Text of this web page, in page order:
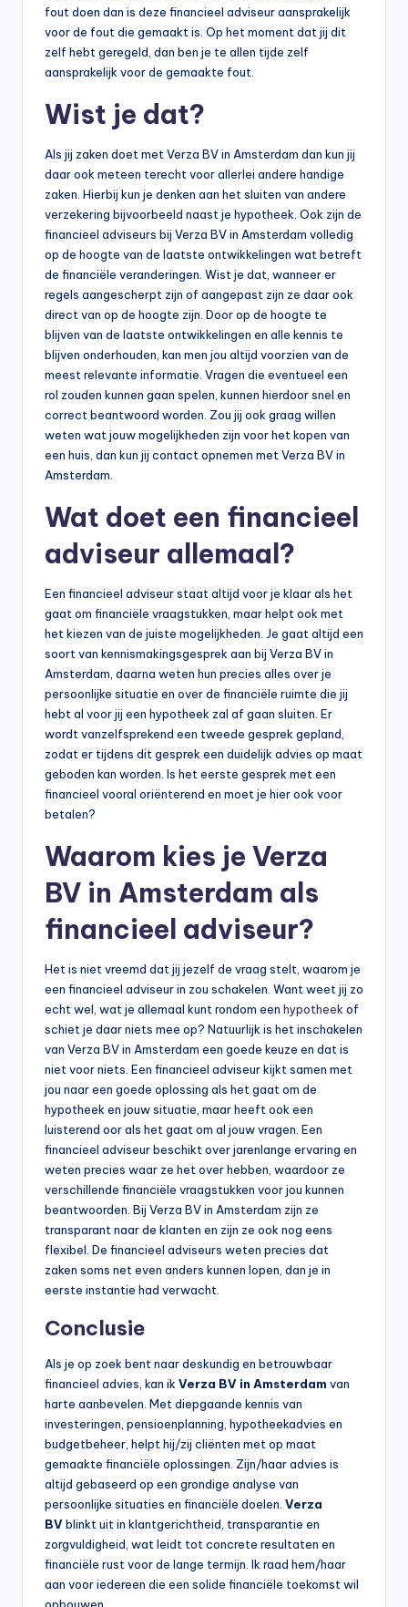
fout doen dan is deze financieel adviseur aansprakelijk
voor de fout die gemaakt is. Op het moment dat jij dit
zelf hebt geregeld, dan ben je te allen tijde zelf
aansprakelijk voor de gemaakte fout.
Wist je dat?
Als jij zaken doet met Verza BV in Amsterdam dan kun jij
daar ook meteen terecht voor allerlei andere handige
zaken. Hierbij kun je denken aan het sluiten van andere
verzekering bijvoorbeeld naast je hypotheek. Ook zijn de
financieel adviseurs bij Verza BV in Amsterdam volledig
op de hoogte van de laatste ontwikkelingen wat betreft
de financiële veranderingen. Wist je dat, wanneer er
regels aangescherpt zijn of aangepast zijn ze daar ook
direct van op de hoogte zijn. Door op de hoogte te
blijven van de laatste ontwikkelingen en alle kennis te
blijven onderhouden, kan men jou altijd voorzien van de
meest relevante informatie. Vragen die eventueel een
rol zouden kunnen gaan spelen, kunnen hierdoor snel en
correct beantwoord worden. Zou jij ook graag willen
weten wat jouw mogelijkheden zijn voor het kopen van
een huis, dan kun jij contact opnemen met Verza BV in
Amsterdam.
Wat doet een financieel
adviseur allemaal?
Een financieel adviseur staat altijd voor je klaar als het
gaat om financiële vraagstukken, maar helpt ook met
het kiezen van de juiste mogelijkheden. Je gaat altijd een
soort van kennismakingsgesprek aan bij Verza BV in
Amsterdam, daarna weten hun precies alles over je
persoonlijke situatie en over de financiële ruimte die jij
hebt al voor jij een hypotheek zal af gaan sluiten. Er
wordt vanzelfsprekend een tweede gesprek gepland,
zodat er tijdens dit gesprek een duidelijk advies op maat
geboden kan worden. Is het eerste gesprek met een
financieel vooral oriënterend en moet je hier ook voor
betalen?
Waarom kies je Verza
BV in Amsterdam als
financieel adviseur?
Het is niet vreemd dat jij jezelf de vraag stelt, waarom je
een financieel adviseur in zou schakelen. Want weet jij zo
echt wel, wat je allemaal kunt rondom een hypotheek of
schiet je daar niets mee op? Natuurlijk is het inschakelen
van Verza BV in Amsterdam een goede keuze en dat is
niet voor niets. Een financieel adviseur kijkt samen met
jou naar een goede oplossing als het gaat om de
hypotheek en jouw situatie, maar heeft ook een
luisterend oor als het gaat om al jouw vragen. Een
financieel adviseur beschikt over jarenlange ervaring en
weten precies waar ze het over hebben, waardoor ze
verschillende financiële vraagstukken voor jou kunnen
beantwoorden. Bij Verza BV in Amsterdam zijn ze
transparant naar de klanten en zijn ze ook nog eens
flexibel. De financieel adviseurs weten precies dat
zaken soms net even anders kunnen lopen, dan je in
eerste instantie had verwacht.
Conclusie
Als je op zoek bent naar deskundig en betrouwbaar
financieel advies, kan ik Verza BV in Amsterdam van
harte aanbevelen. Met diepgaande kennis van
investeringen, pensioenplanning, hypotheekadvies en
budgetbeheer, helpt hij/zij cliënten met op maat
gemaakte financiële oplossingen. Zijn/haar advies is
altijd gebaseerd op een grondige analyse van
persoonlijke situaties en financiële doelen. Verza
BVblinkt uit in klantgerichtheid, transparantie en
zorgvuldigheid, wat leidt tot concrete resultaten en
financiële rust voor de lange termijn. Ik raad hem/haar
aan voor iedereen die een solide financiële toekomst wil
opbouwen.